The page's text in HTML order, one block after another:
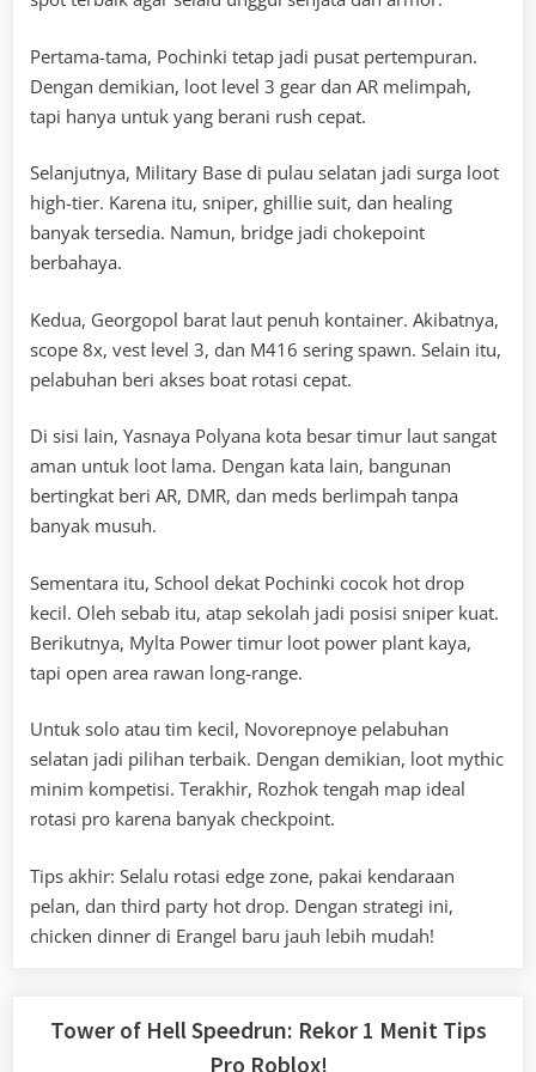
Pertama-tama, Pochinki tetap jadi pusat pertempuran.
Dengan demikian, loot level 3 gear dan AR melimpah,
tapi hanya untuk yang berani rush cepat.
Selanjutnya, Military Base di pulau selatan jadi surga loot
high-tier. Karena itu, sniper, ghillie suit, dan healing
banyak tersedia. Namun, bridge jadi chokepoint
berbahaya.
Kedua, Georgopol barat laut penuh kontainer. Akibatnya,
scope 8x, vest level 3, dan M416 sering spawn. Selain itu,
pelabuhan beri akses boat rotasi cepat.
Di sisi lain, Yasnaya Polyana kota besar timur laut sangat
aman untuk loot lama. Dengan kata lain, bangunan
bertingkat beri AR, DMR, dan meds berlimpah tanpa
banyak musuh.
Sementara itu, School dekat Pochinki cocok hot drop
kecil. Oleh sebab itu, atap sekolah jadi posisi sniper kuat.
Berikutnya, Mylta Power timur loot power plant kaya,
tapi open area rawan long-range.
Untuk solo atau tim kecil, Novorepnoye pelabuhan
selatan jadi pilihan terbaik. Dengan demikian, loot mythic
minim kompetisi. Terakhir, Rozhok tengah map ideal
rotasi pro karena banyak checkpoint.
Tips akhir: Selalu rotasi edge zone, pakai kendaraan
pelan, dan third party hot drop. Dengan strategi ini,
chicken dinner di Erangel baru jauh lebih mudah!
Tower of Hell Speedrun: Rekor 1 Menit Tips
Pro Roblox!